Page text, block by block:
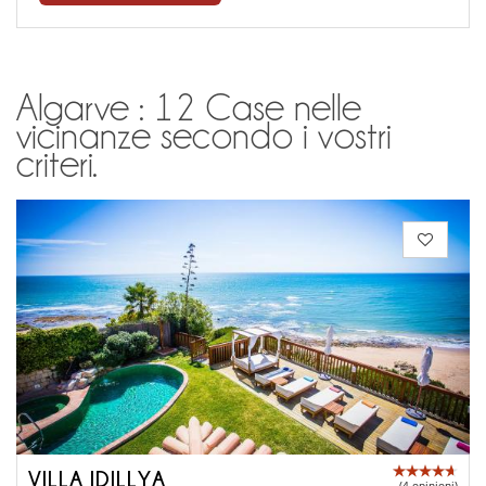
Algarve : 12 Case nelle
vicinanze secondo i vostri
criteri.
VILLA IDILLYA